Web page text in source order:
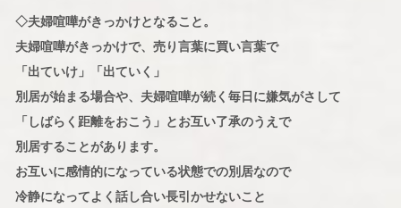
◇夫婦喧嘩がきっかけとなること。
夫婦喧嘩がきっかけで、売り言葉に買い言葉で
「出ていけ」「出ていく」
別居が始まる場合や、夫婦喧嘩が続く毎日に嫌気がさして
「しばらく距離をおこう」とお互い了承のうえで
別居することがあります。
お互いに感情的になっている状態での別居なので
冷静になってよく話し合い長引かせないこと